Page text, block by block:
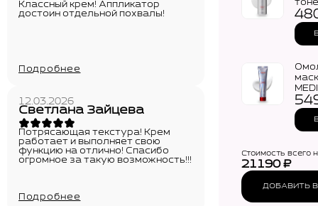
Классный крем! Аппликатор
достоин отдельной похвалы!
Подробнее
12.03.2026
Светлана Зайцева
Потрясающая текстура! Крем
работает и выполняет свою
функцию на отлично! Спасибо
огромное за такую возможность!!!
Подробнее
Bio
Стоимость всего
21190₽
ДОБАВИТЬ